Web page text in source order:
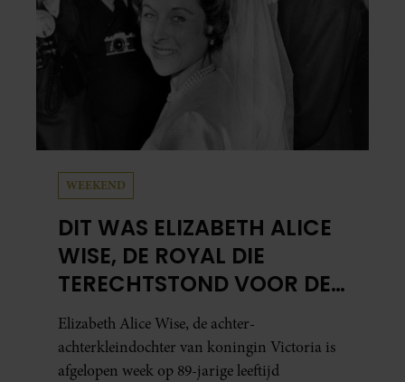
WEEKEND
DIT WAS ELIZABETH ALICE
WISE, DE ROYAL DIE
TERECHTSTOND VOOR DE
DOOD VAN HAAR BABY
Elizabeth Alice Wise, de achter-
achterkleindochter van koningin Victoria is
afgelopen week op 89-jarige leeftijd